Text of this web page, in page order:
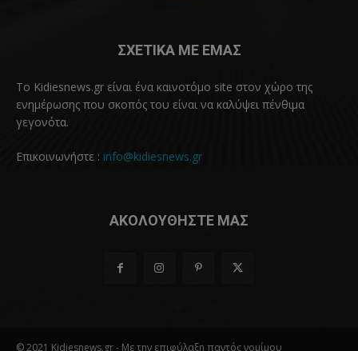
ΣΧΕΤΙΚΑ ΜΕ ΕΜΑΣ
Το Kidiesnews.gr είναι ένα καινοτόμο site στον χώρο της
ενημέρωσης που σκοπός του είναι να καλύψει πένθιμα
γεγονότα.
Επικοινωνήστε : info@kidiesnews.gr
ΑΚΟΛΟΥΘΗΣΤΕ ΜΑΣ
© 2021 Kidiesnews.gr - Με την επιφύλαξη παντός νομίμου